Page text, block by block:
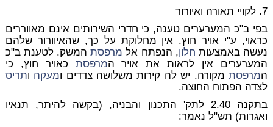
7. לקויי תאורה ואיורור
בפי ב"כ המערערים טענה, כי חדרי השירותים אינם מאווררים
כראוי, ע"י אויר חוץ. אין מחלוקת על כך, שהאיוורור שלהם
נעשה באמצעות חלון, הנפתח אל מרפסתהמשק. לטענת ב"כ
המערערים אין לראות את אויר המרפסת כאויר חוץ, כי
המרפסתמקורה. יש לה קירות משלושה צדדים ומעקה ותריס
לצדה הפתוח החוצה.
בתקנה 2.40 לתק' התכנון והבניה, (בקשה להיתר, תנאיו
ואגרות) תש"ל נאמר: